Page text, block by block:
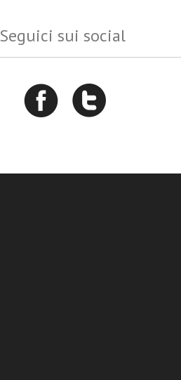
Seguici sui social